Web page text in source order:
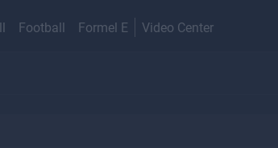
Football Formel E Video Center